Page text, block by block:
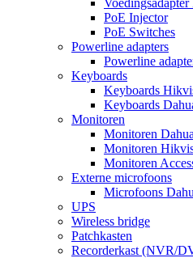
PoE Injector
PoE Switches
Powerline adapters
Powerline
Keyboards
Keyboards
Keyboards
Monitoren
Monitoren Dahua
Monitoren
Monitoren
Externe microfoons
Microfoons
UPS
Wireless bridge
Patchkasten
Recorderkast (NVR/